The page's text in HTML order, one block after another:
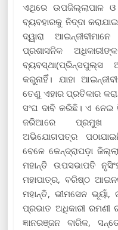
ଏଥିରେ ଉପଜିଲ୍ଲାପାଳ
ବ୍ୟବହାରକୁ ନିଦ୍ଦା
ଦ୍ୱାରା
ପ୍ରଶାସନିକ
ବ୍ୟବସ୍ଥା(ପ୍ରିନ୍ସପୁଲ୍ସ
କରୁନାହିଁ। ଯାହା
ତେଣୁ ଏହାର ପ୍ରତିକାର
ସଂଘ ଦାବି କରିଛି। ଏ
ଜରିଆରେ ପ୍ରମୁଖ
ଅଭିଯୋଗପତ୍ର
ବେଳେ କେନ୍ଦ୍ରାପଡ଼ା
ମହାନ୍ତି ଉପସଭାପତି
ମହାପାତ୍ର, ବରିଷ୍ଠ
ମହାନ୍ତି, ଭୀମସେନ ଭୂୟାଁ,
ପ୍ରଭାତ ଅଧିକାରୀ ରମଣୀ
ଜ୍ଞାନରଞ୍ଜନ ବାରିକ,